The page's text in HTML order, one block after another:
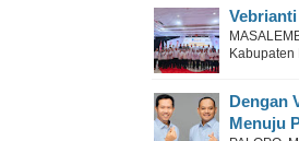
Dengan
Menuju